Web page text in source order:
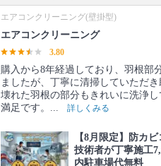
エアコンクリーニング(壁掛型)
エアコンクリーニング
3.80
購入から8年経過しており、羽根部
ましたが、丁寧に清掃していただき
壊れた羽根の部分もきれいに洗浄
満足です。...
詳しくみる
【8月限定】防カ
技術者が丁寧施工
内駐車場代無料